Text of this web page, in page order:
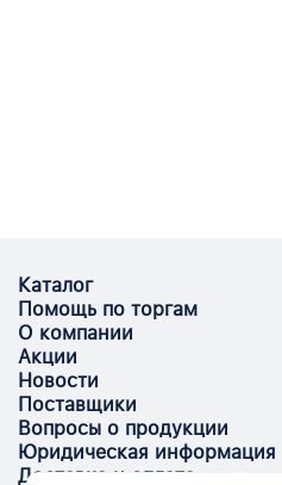
Каталог
Помощь по торгам
О компании
Акции
Новости
Поставщики
Вопросы о продукции
Юридическая информация
Доставка и оплата